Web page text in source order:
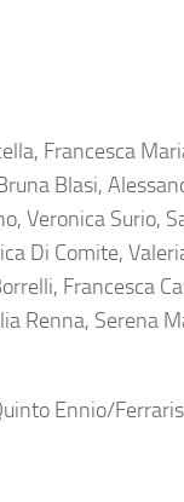
Francesca
Blasi,
Veronica Surio,
Di Comite,
Francesca
Renna, Serena
Ennio/